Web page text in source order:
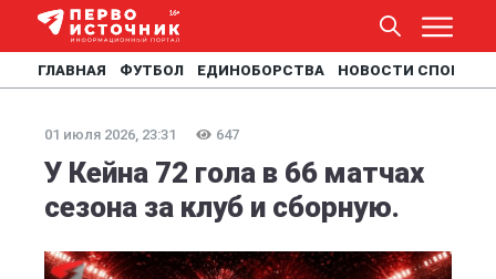
ГЛАВНАЯ ФУТБОЛ ЕДИНОБОРСТВА НОВОСТИ СПОРТА
01 июля 2026, 23:31 647
У Кейна 72 гола в 66 матчах
сезона за клуб и сборную.